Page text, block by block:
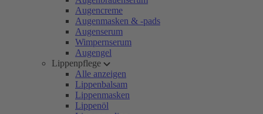
Augencreme
Augenmasken & -pads
Augenserum
Wimpernserum
Augengel
Lippenpflege
Alle anzeigen
Lippenbalsam
Lippenmasken
Lippenöl